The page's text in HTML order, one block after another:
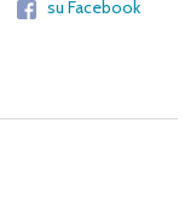
su Facebook